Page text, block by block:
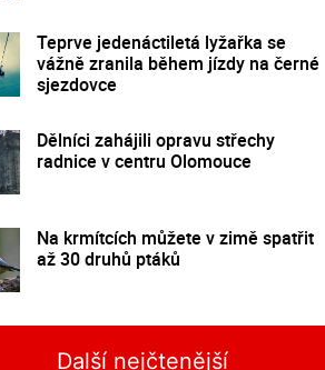
Teprve jedenáctiletá lyžařka se
vážně zranila během jízdy na černé
sjezdovce
Dělníci zahájili opravu střechy
radnice v centru Olomouce
Na krmítcích můžete v zimě spatřit
až 30 druhů ptáků
Další nejčtenější